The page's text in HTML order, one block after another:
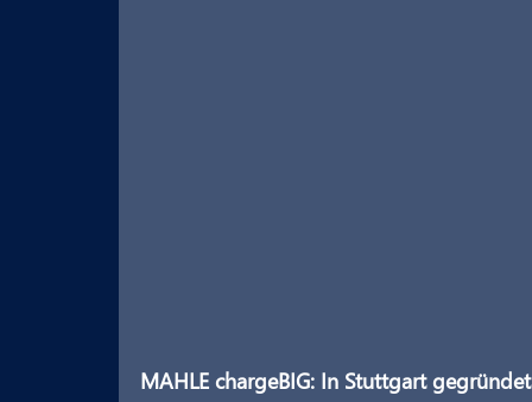
MAHLE chargeBIG: In Stuttgart